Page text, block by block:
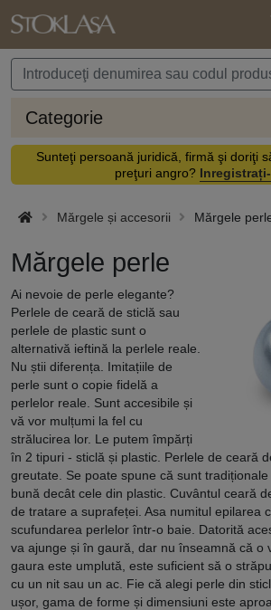
Categorie
Sunteţi persoană juridică, firmă şi doriţi
preţuri angro?
Mărgele și accesorii Mărgele
Mărgele perle
Ai nevoie de perle elegante?
Perlele de ceară de sticlă sau
perlele de plastic sunt o
alternativă ieftină la perlele reale.
Nu știi diferența. Imitațiile de
perle sunt o copie fidelă a
perlelor reale. Sunt accesibile și
vă vor mulțumi la fel cu
strălucirea lor. Le putem împărți
în 2 tipuri - sticlă și plastic. Perlele de ceară
greutate. Se poate spune că sunt
bună decât cele din plastic. Cuvântul ceară
de tratare a suprafeței. Asa numitul epilarea
scufundarea perlelor într-o baie. Datorită
va ajunge și în gaură, dar nu înseamnă că o
gaura este umplută, este suficient să o
cu un nit sau un ac. Fie că alegi perle din
ușor, gama de forme și dimensiuni este